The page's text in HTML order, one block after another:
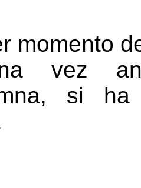
momento
vez
si